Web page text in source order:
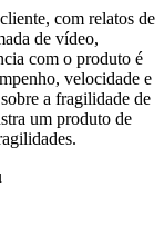
com relatos de
de vídeo,
com o produto é
velocidade e
a fragilidade de
um produto de